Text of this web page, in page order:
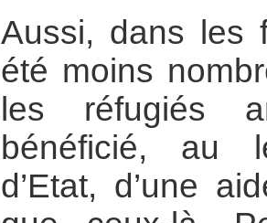
Aussi, dans les
été moins
les réfugiés
bénéficié, au
d’Etat, d’une